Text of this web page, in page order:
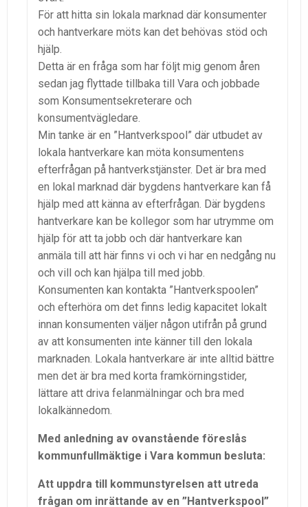
För att hitta sin lokala marknad där konsumenter
och hantverkare möts kan det behövas stöd och
hjälp.
Detta är en fråga som har följt mig genom åren
sedan jag flyttade tillbaka till Vara och jobbade
som Konsumentsekreterare och
konsumentvägledare.
Min tanke är en ”Hantverkspool” där utbudet av
lokala hantverkare kan möta konsumentens
efterfrågan på hantverkstjänster. Det är bra med
en lokal marknad där bygdens hantverkare kan få
hjälp med att känna av efterfrågan. Där bygdens
hantverkare kan be kollegor som har utrymme om
hjälp för att ta jobb och där hantverkare kan
anmäla till att här finns vi och vi har en nedgång nu
och vill och kan hjälpa till med jobb.
Konsumenten kan kontakta ”Hantverkspoolen”
och efterhöra om det finns ledig kapacitet lokalt
innan konsumenten väljer någon utifrån på grund
av att konsumenten inte känner till den lokala
marknaden. Lokala hantverkare är inte alltid bättre
men det är bra med korta framkörningstider,
lättare att driva felanmälningar och bra med
lokalkännedom.
Med anledning av ovanstående föreslås
kommunfullmäktige i Vara kommun besluta:
Att uppdra till kommunstyrelsen att utreda
frågan om inrättande av en ”Hantverkspool”